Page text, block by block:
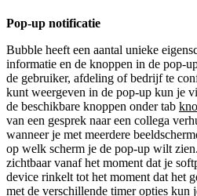
Pop-up notificatie
Bubble heeft een aantal unieke
informatie en de knoppen in de pop-
de gebruiker, afdeling of bedrijf te
kunt weergeven in de pop-up kun je
de beschikbare knoppen onder tab
van een gesprek naar een collega
wanneer je met meerdere
op welk scherm je de pop-up wilt
zichtbaar vanaf het moment dat je
device rinkelt tot het moment dat het
met de verschillende timer opties kun